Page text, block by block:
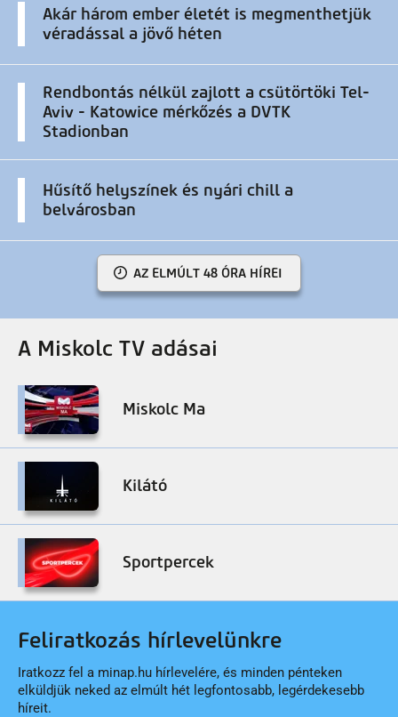
Akár három ember életét is megmenthetjük
véradással a jövő héten
Rendbontás nélkül zajlott a csütörtöki Tel-
Aviv - Katowice mérkőzés a DVTK
Stadionban
Hűsítő helyszínek és nyári chill a
belvárosban
AZ ELMÚLT 48 ÓRA HÍREI
A Miskolc TV adásai
Miskolc Ma
Kilátó
Sportpercek
Feliratkozás hírlevelünkre
Iratkozz fel a minap.hu hírlevelére, és minden pénteken
elküldjük neked az elmúlt hét legfontosabb, legérdekesebb
híreit.